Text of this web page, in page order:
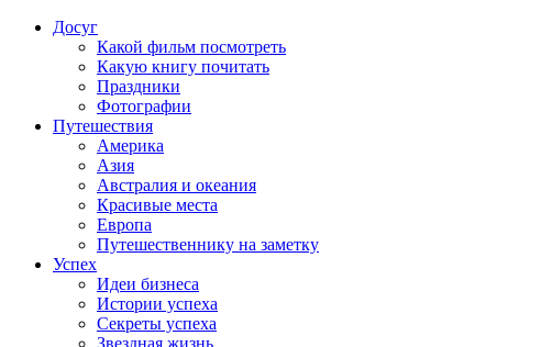
Досуг
Какой фильм посмотреть
Какую книгу почитать
Праздники
Фотографии
Путешествия
Америка
Азия
Австралия и океания
Красивые места
Европа
Путешественнику на заметку
Успех
Идеи бизнеса
Истории успеха
Секреты успеха
Звездная жизнь